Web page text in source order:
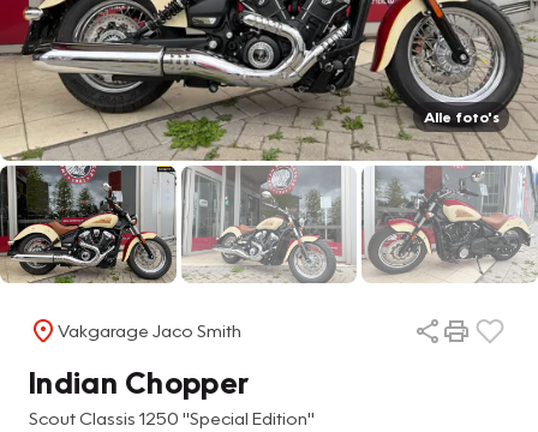
Alle foto's
Vakgarage Jaco Smith
Indian Chopper
Scout Classis 1250 ''Special Edition''